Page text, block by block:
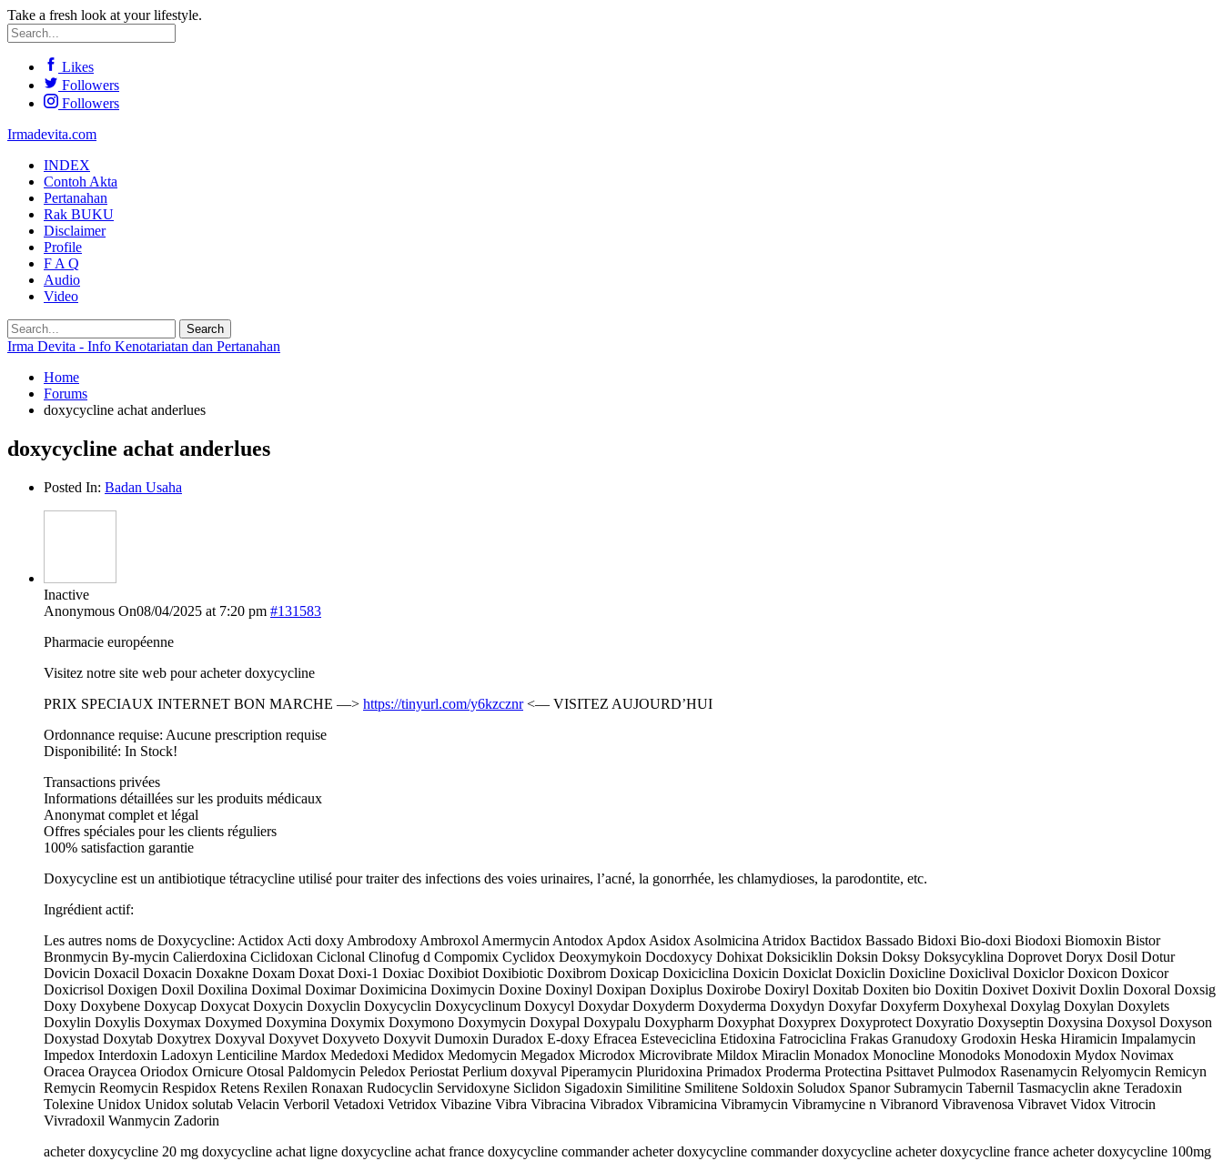
Take a fresh look at your lifestyle.
Likes
Followers
Followers
Irmadevita.com
INDEX
Contoh Akta
Pertanahan
Rak BUKU
Disclaimer
Profile
F A Q
Audio
Video
Irma Devita - Info Kenotariatan dan Pertanahan
Home
Forums
doxycycline achat anderlues
doxycycline achat anderlues
Posted In: Badan Usaha
Inactive
Anonymous On08/04/2025 at 7:20 pm #131583
Pharmacie européenne
Visitez notre site web pour acheter doxycycline
PRIX SPECIAUX INTERNET BON MARCHE —> https://tinyurl.com/y6kzcznr<— VISITEZ AUJOURD’HUI
Ordonnance requise: Aucune prescription requise
Disponibilité: In Stock!
Transactions privées
Informations détaillées sur les produits médicaux
Anonymat complet et légal
Offres spéciales pour les clients réguliers
100% satisfaction garantie
Doxycycline est un antibiotique tétracycline utilisé pour traiter des infections des voies urinaires, l’acné, la gonorrhée, les chlamydioses, la parodontite, etc.
Ingrédient actif:
Les autres noms de Doxycycline: Actidox Acti doxy Ambrodoxy Ambroxol Amermycin Antodox Apdox Asidox Asolmicina Atridox Bactidox Bassado Bidoxi Bio-doxi Biodoxi Biomoxin Bistor
Bronmycin By-mycin Calierdoxina Ciclidoxan Ciclonal Clinofug d Compomix Cyclidox Deoxymykoin Docdoxycy Dohixat Doksiciklin Doksin Doksy Doksycyklina Doprovet Doryx Dosil Dotur
Dovicin Doxacil Doxacin Doxakne Doxam Doxat Doxi-1 Doxiac Doxibiot Doxibiotic Doxibrom Doxicap Doxiciclina Doxicin Doxiclat Doxiclin Doxicline Doxiclival Doxiclor Doxicon Doxicor
Doxicrisol Doxigen Doxil Doxilina Doximal Doximar Doximicina Doximycin Doxine Doxinyl Doxipan Doxiplus Doxirobe Doxiryl Doxitab Doxiten bio Doxitin Doxivet Doxivit Doxlin Doxoral Doxsig
Doxy Doxybene Doxycap Doxycat Doxycin Doxyclin Doxycyclin Doxycyclinum Doxycyl Doxydar Doxyderm Doxyderma Doxydyn Doxyfar Doxyferm Doxyhexal Doxylag Doxylan Doxylets
Doxylin Doxylis Doxymax Doxymed Doxymina Doxymix Doxymono Doxymycin Doxypal Doxypalu Doxypharm Doxyphat Doxyprex Doxyprotect Doxyratio Doxyseptin Doxysina Doxysol Doxyson
Doxystad Doxytab Doxytrex Doxyval Doxyvet Doxyveto Doxyvit Dumoxin Duradox E-doxy Efracea Esteveciclina Etidoxina Fatrociclina Frakas Granudoxy Grodoxin Heska Hiramicin Impalamycin
Impedox Interdoxin Ladoxyn Lenticiline Mardox Mededoxi Medidox Medomycin Megadox Microdox Microvibrate Mildox Miraclin Monadox Monocline Monodoks Monodoxin Mydox Novimax
Oracea Oraycea Oriodox Ornicure Otosal Paldomycin Peledox Periostat Perlium doxyval Piperamycin Pluridoxina Primadox Proderma Protectina Psittavet Pulmodox Rasenamycin Relyomycin Remicyn
Remycin Reomycin Respidox Retens Rexilen Ronaxan Rudocyclin Servidoxyne Siclidon Sigadoxin Similitine Smilitene Soldoxin Soludox Spanor Subramycin Tabernil Tasmacyclin akne Teradoxin
Tolexine Unidox Unidox solutab Velacin Verboril Vetadoxi Vetridox Vibazine Vibra Vibracina Vibradox Vibramicina Vibramycin Vibramycine n Vibranord Vibravenosa Vibravet Vidox Vitrocin
Vivradoxil Wanmycin Zadorin
acheter doxycycline 20 mg doxycycline achat ligne doxycycline achat france doxycycline commander acheter doxycycline commander doxycycline acheter doxycycline france acheter doxycycline 100mg